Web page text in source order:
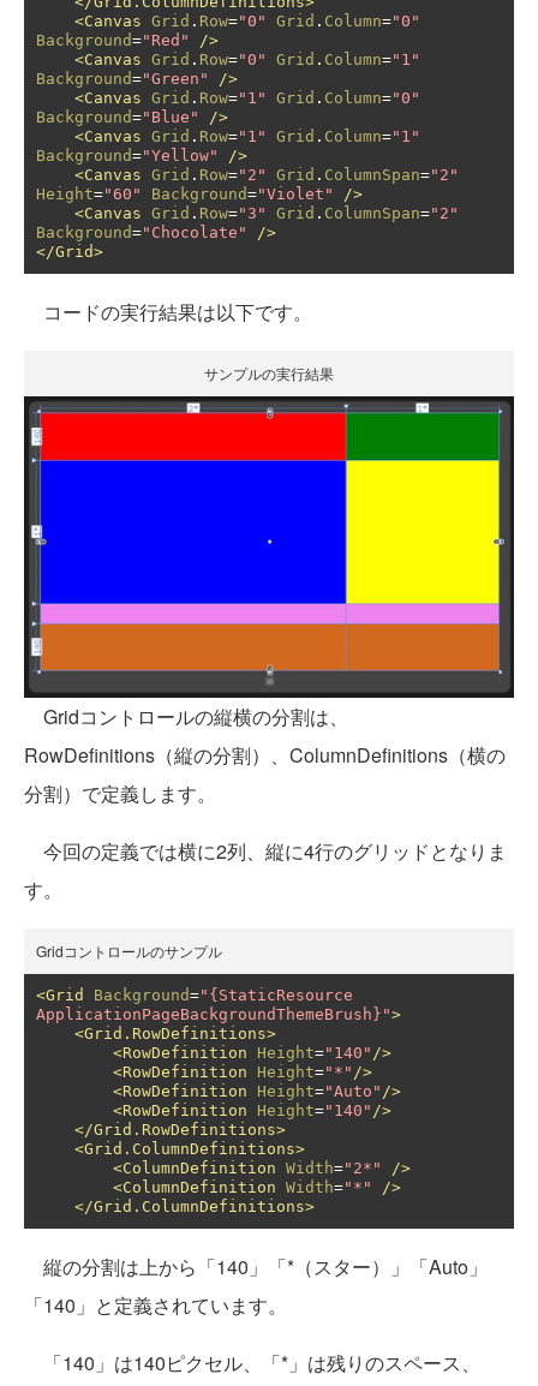
<Canvas Grid . Row="0" Grid . Column="0"
Background="Red"
/>
<Canvas Grid . Row="0" Grid . Column="1"
Background="Green"
/>
<Canvas Grid . Row="1" Grid . Column="0"
Background="Blue"
/>
<Canvas Grid . Row="1" Grid . Column="1"
Background="Yellow"
/>
<Canvas Grid . Row="2" Grid . ColumnSpan="2"
Height="60" Background="Violet"
/>
<Canvas Grid . Row="3" Grid . ColumnSpan="2"
Background="Chocolate"
/>
</Grid>
コードの実行結果は以下です。
サンプルの実行結果
Gridコントロールの縦横の分割は、
RowDefinitions（縦の分割）、ColumnDefinitions（横の
分割）で定義します。
今回の定義では横に2列、縦に4行のグリッドとなりま
す。
Gridコントロールのサンプル
<Grid Background="{StaticResource
ApplicationPageBackgroundThemeBrush}">
<Grid.RowDefinitions>
<RowDefinition
Height="140" />
<RowDefinition
Height="*" />
<RowDefinition
Height="Auto" />
<RowDefinition
Height="140" />
</Grid.RowDefinitions>
<Grid.ColumnDefinitions>
<ColumnDefinition Width="2*"
/>
<ColumnDefinition Width="*"
/>
</Grid.ColumnDefinitions>
縦の分割は上から「140」「*（スター）」「Auto」
「140」と定義されています。
「140」は140ピクセル、「*」は残りのスペース、